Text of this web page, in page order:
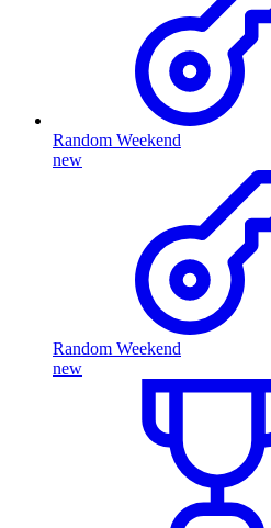
Random Weekend
new
Random Weekend
new